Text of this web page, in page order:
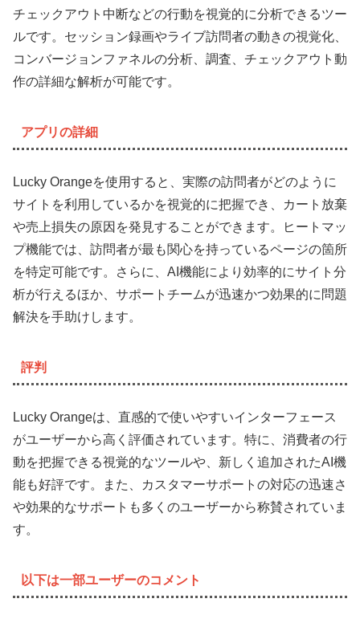
チェックアウト中断などの行動を視覚的に分析できるツー
ルです。セッション録画やライブ訪問者の動きの視覚化、
コンバージョンファネルの分析、調査、チェックアウト動
作の詳細な解析が可能です。
アプリの詳細
Lucky Orangeを使用すると、実際の訪問者がどのように
サイトを利用しているかを視覚的に把握でき、カート放棄
や売上損失の原因を発見することができます。ヒートマッ
プ機能では、訪問者が最も関心を持っているページの箇所
を特定可能です。さらに、AI機能により効率的にサイト分
析が行えるほか、サポートチームが迅速かつ効果的に問題
解決を手助けします。
評判
Lucky Orangeは、直感的で使いやすいインターフェース
がユーザーから高く評価されています。特に、消費者の行
動を把握できる視覚的なツールや、新しく追加されたAI機
能も好評です。また、カスタマーサポートの対応の迅速さ
や効果的なサポートも多くのユーザーから称賛されていま
す。
以下は一部ユーザーのコメント